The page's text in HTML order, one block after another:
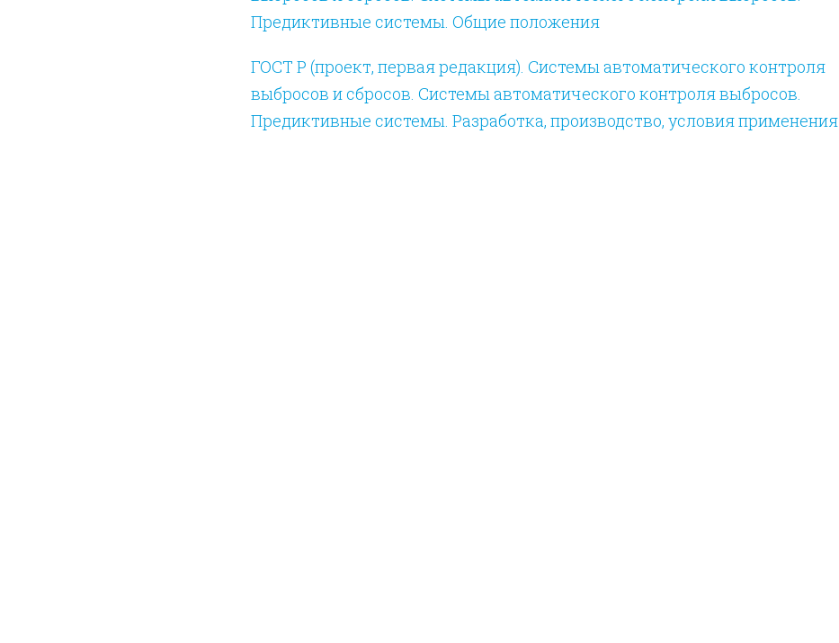
Предиктивные системы. Общие положения
ГОСТ Р (проект, первая редакция). Системы автоматического контроля
выбросов и сбросов. Системы автоматического контроля выбросов.
Предиктивные системы. Разработка, производство, условия применения